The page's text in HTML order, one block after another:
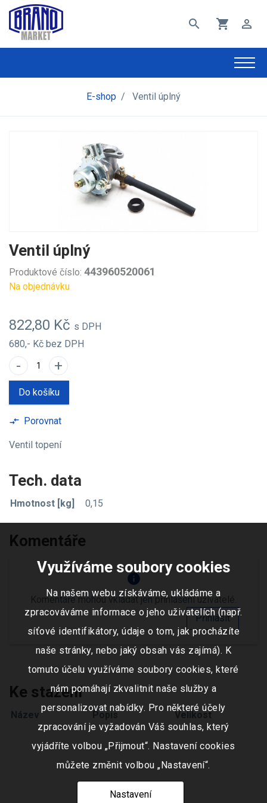
search shopping_cart perm_identity
E-shop / Ventil úplný
Ventil úplný
Produktové číslo: 443960520061
Na objednávku
822,80 Kč s DPH
680,- Kč bez DPH
- +
Do košíku
compare_arrows Porovnat
Ventil topení
Tech. data
Hmotnost [kg] 0,15
Komentáře
info
Komentáře mohou vkládat jen přihlášení uživatelé.
Přihlásit
Ke stažení
Název Popis Velikost
Využíváme soubory cookies
Na našem webu získáváme, ukládáme a
zpracováváme informace o jeho uživatelích (např.
síťové identifikátory, údaje o tom, jak procházíte
naše stránky, nebo jaký obsah vás zajímá). K
tomuto účelu využíváme soubory cookies, které
nám pomáhají zkvalitnit naše služby a
personalizovat nabídky. Pro některé účely
zpracování je vyžadován Váš souhlas, který
vyjádříte volbou „Přijmout“. Nastavení cookies
můžete změnit volbou „Nastavení“.
Nastavení